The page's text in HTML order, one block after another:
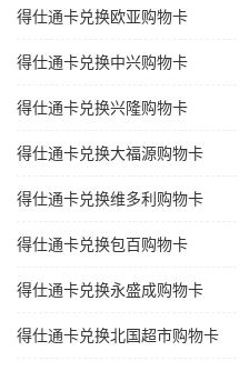
得仕通卡兑换欧亚购物卡
得仕通卡兑换中兴购物卡
得仕通卡兑换兴隆购物卡
得仕通卡兑换大福源购物卡
得仕通卡兑换维多利购物卡
得仕通卡兑换包百购物卡
得仕通卡兑换永盛成购物卡
得仕通卡兑换北国超市购物卡